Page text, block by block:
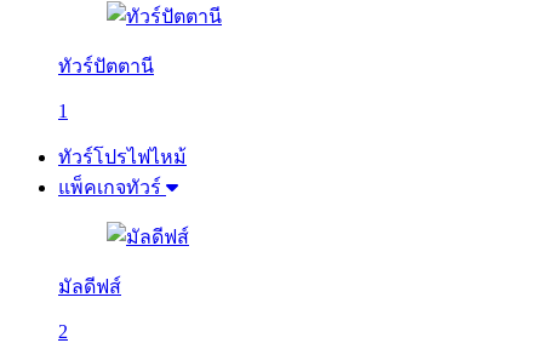
ทัวร์ปัตตานี
1
ทัวร์โปรไฟไหม้
แพ็คเกจทัวร์
มัลดีฟส์
2